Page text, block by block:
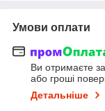
Умови оплати
Ви отримаєте
або гроші
Детальніше